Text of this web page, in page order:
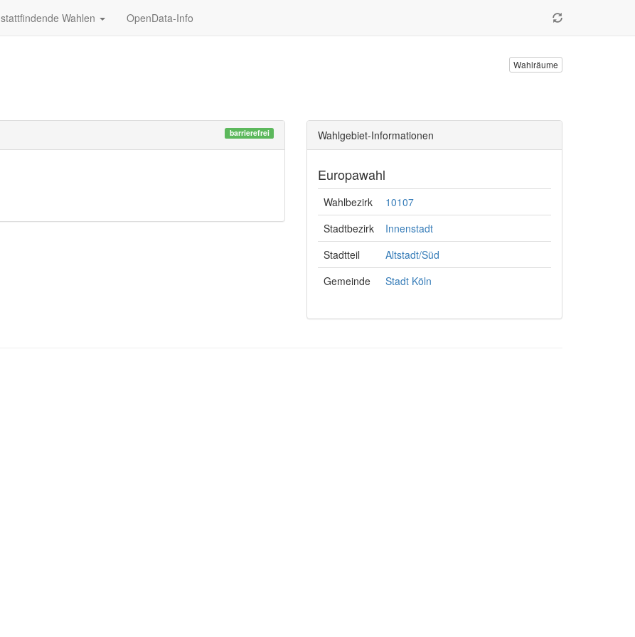
stattfindende Wahlen OpenData-Info
Wahlräume
barrierefrei Wahlgebiet-Informationen
Europawahl
Wahlbezirk
10107
Stadtbezirk
Innenstadt
Stadtteil
Altstadt/Süd
Gemeinde
Stadt Köln